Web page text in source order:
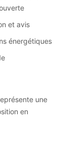
et avis
énergétiques
une
en